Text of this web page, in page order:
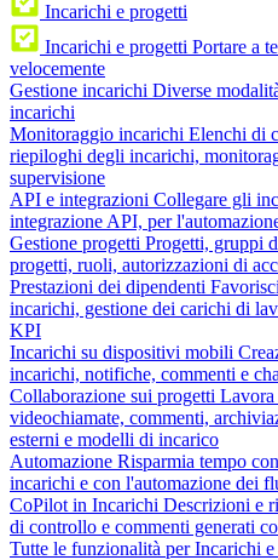
Incarichi e progetti
Incarichi e progetti Portare a
velocemente
Gestione incarichi Diverse
incarichi
Monitoraggio incarichi Elenchi di
riepiloghi degli incarichi,
supervisione
API e integrazioni Collegare gli
integrazione API, per
Gestione progetti Progetti, gruppi
progetti, ruoli, autorizzazioni di
Prestazioni dei dipendenti
incarichi, gestione dei carichi di
KPI
Incarichi su dispositivi mobili
incarichi, notifiche, commenti e
Collaborazione sui progetti Lavora
videochiamate, commenti,
esterni e modelli di incarico
Automazione Risparmia tempo
incarichi e con l'automazione dei
CoPilot in Incarichi Descrizioni e
di controllo e commenti generati
Tutte le funzionalità per Incarichi e